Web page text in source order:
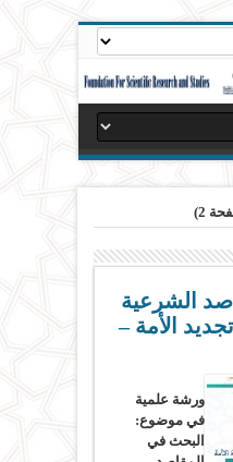
2)
الشرعية
الأمة –
ورشة علمية
في موضوع:
البحث في